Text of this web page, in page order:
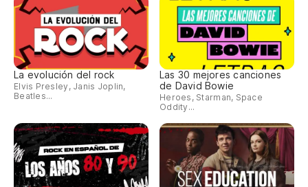
La evolución del rock
Elvis Presley, Janis Joplin,
Beatles...
Las 30 mejores canciones
de David Bowie
Heroes, Starman, Space
Oddity...